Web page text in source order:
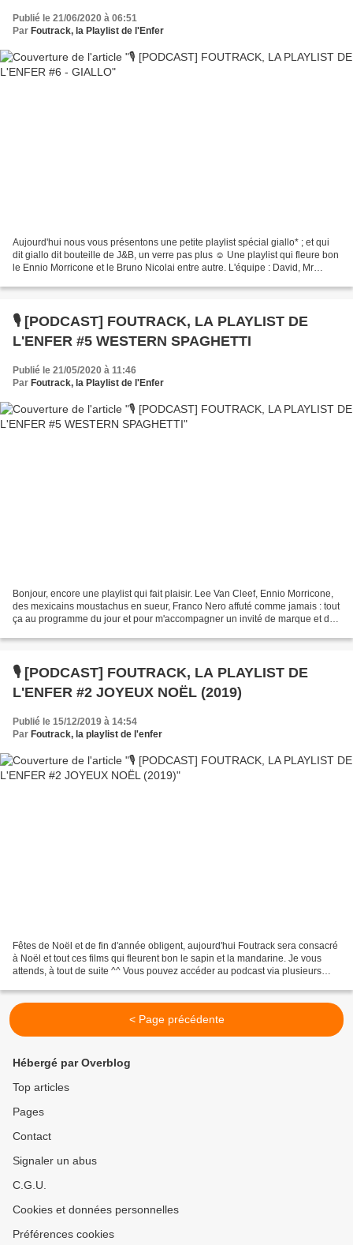
Publié le 21/06/2020 à 06:51
Par Foutrack, la Playlist de l'Enfer
Aujourd'hui nous vous présentons une petite playlist spécial giallo* ; et qui
dit giallo dit bouteille de J&B, un verre pas plus ☺ Une playlist qui fleure bon
le Ennio Morricone et le Bruno Nicolai entre autre. L'équipe : David, Mr
🎙️ [PODCAST] FOUTRACK, LA PLAYLIST DE
L'ENFER #5 WESTERN SPAGHETTI
Publié le 21/05/2020 à 11:46
Par Foutrack, la Playlist de l'Enfer
Bonjour, encore une playlist qui fait plaisir. Lee Van Cleef, Ennio Morricone,
des mexicains moustachus en sueur, Franco Nero affuté comme jamais : tout
ça au programme du jour et pour m'accompagner un invité de marque et de
🎙️ [PODCAST] FOUTRACK, LA PLAYLIST DE
L'ENFER #2 JOYEUX NOËL (2019)
Publié le 15/12/2019 à 14:54
Par Foutrack, la playlist de l'enfer
Fêtes de Noël et de fin d'année obligent, aujourd'hui Foutrack sera consacré
à Noël et tout ces films qui fleurent bon le sapin et la mandarine. Je vous
attends, à tout de suite ^^ Vous pouvez accéder au podcast via plusieurs
< Page précédente
Hébergé par Overblog
Top articles
Pages
Contact
Signaler un abus
C.G.U.
Cookies et données personnelles
Préférences cookies